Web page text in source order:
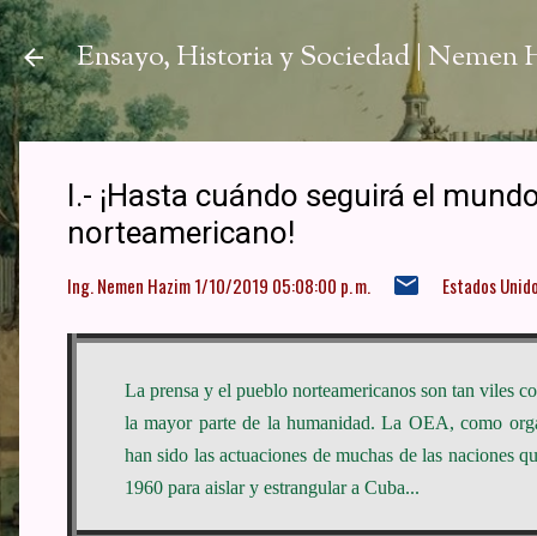
Ensayo, Historia y Sociedad | Nemen
I.- ¡Hasta cuándo seguirá el
norteamericano!
Ing. Nemen Hazim1/10/2019 05:08:00 p. m. Estados
La prensa y el pueblo norteamericanos son tan viles
la mayor parte de la humanidad. La OEA, como
han sido las actuaciones de muchas de las naciones
1960 para aislar y estrangular a Cuba...